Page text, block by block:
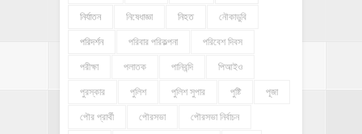
নির্যাতন নিষেধাজ্ঞা নিহত নৌকাডুবি
পরিদর্শন পরিবার পরিকল্পনা পরিবেশ দিবস
পরীক্ষা পলাতক পানিবন্দি পিআইও
পুরস্কার পুলিশ পুলিশ সুপার পুষ্টি পূজা
পৌর প্রার্থী পৌরসভা পৌরসভা নির্বাচন